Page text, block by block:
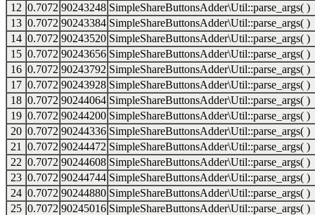
12 0.7072 90243248 SimpleShareButtonsAdder\Util::parse_args( )
13 0.7072 90243384 SimpleShareButtonsAdder\Util::parse_args( )
14 0.7072 90243520 SimpleShareButtonsAdder\Util::parse_args( )
15 0.7072 90243656 SimpleShareButtonsAdder\Util::parse_args( )
16 0.7072 90243792 SimpleShareButtonsAdder\Util::parse_args( )
17 0.7072 90243928 SimpleShareButtonsAdder\Util::parse_args( )
18 0.7072 90244064 SimpleShareButtonsAdder\Util::parse_args( )
19 0.7072 90244200 SimpleShareButtonsAdder\Util::parse_args( )
20 0.7072 90244336 SimpleShareButtonsAdder\Util::parse_args( )
21
0.7072 90244472 SimpleShareButtonsAdder\Util::parse_args( )
22 0.7072 90244608 SimpleShareButtonsAdder\Util::parse_args( )
23 0.7072 90244744 SimpleShareButtonsAdder\Util::parse_args( )
24 0.7072 90244880 SimpleShareButtonsAdder\Util::parse_args( )
25 0.7072 90245016 SimpleShareButtonsAdder\Util::parse_args( )